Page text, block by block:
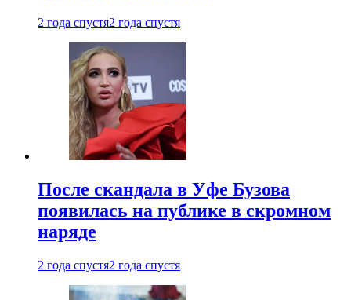
2 года спустя2 года спустя
После скандала в Уфе Бузова
появилась на публике в скромном
наряде
2 года спустя2 года спустя